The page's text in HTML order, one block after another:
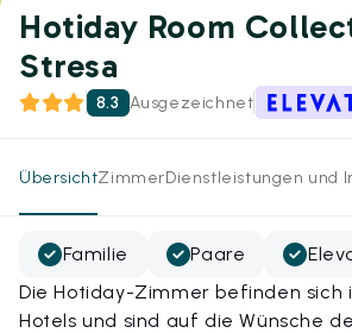
Hotiday Room
Stresa
8.3 Ausgezeichnet
ÜbersichtZimmerDienstleistungen und
Familie Paare
Die Hotiday-Zimmer befinden sich
Hotels und sind auf die Wünsche